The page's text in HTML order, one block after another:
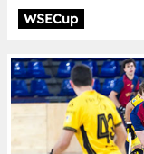
WSECup